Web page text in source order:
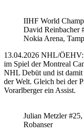
IIHF World
David Reinbacher
Nokia Arena,
13.04.2026 NHL/ÖEHV:
im Spiel der Montreal
NHL Debüt und ist damit
der Welt. Gleich bei der
Vorarlberger ein Assist.
Julian Metzler
Robanser